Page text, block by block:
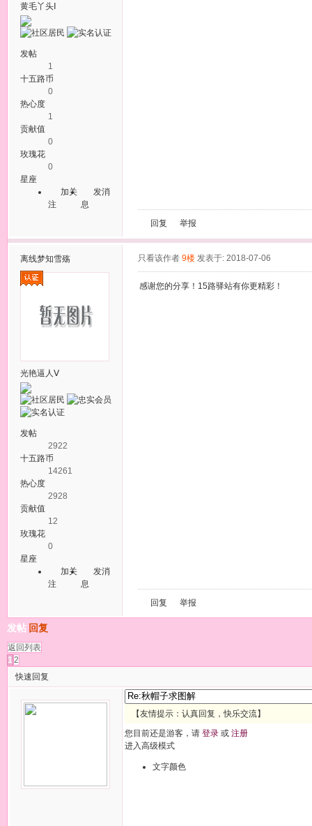
黄毛丫头Ⅰ
发帖
1
十五路币
0
热心度
1
贡献值
0
玫瑰花
0
星座
加关
注
发消
息
回复 举报
离线梦知雪殇
光艳逼人Ⅴ
发帖
2922
十五路币
14261
热心度
2928
贡献值
12
玫瑰花
0
星座
加关
注
发消
息
只看该作者 9楼 发表于: 2018-07-06
感谢您的分享！15路驿站有你更精彩！
回复 举报
发帖 回复
返回列表
12
快速回复
【友情提示：认真回复，快乐交流】
您目前还是游客，请 登录 或 注册
进入高级模式
文字颜色